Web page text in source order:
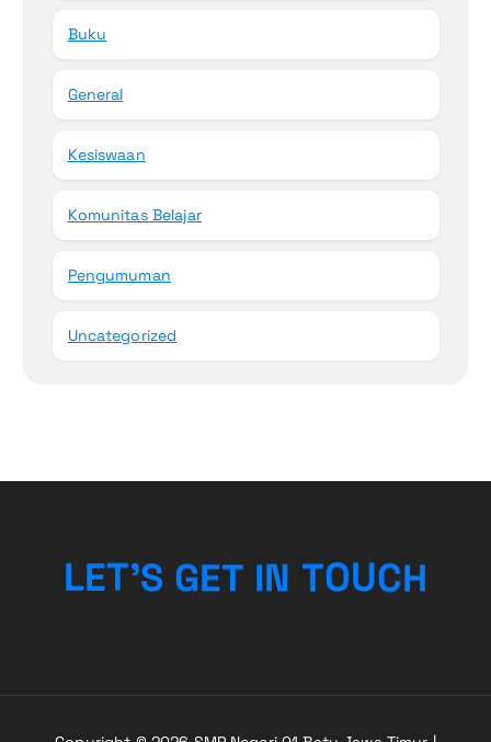
Buku
General
Kesiswaan
Komunitas Belajar
Pengumuman
Uncategorized
LET’S GET IN TOUCH